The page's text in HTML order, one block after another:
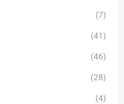
(7)
(41)
(46)
(28)
(4)